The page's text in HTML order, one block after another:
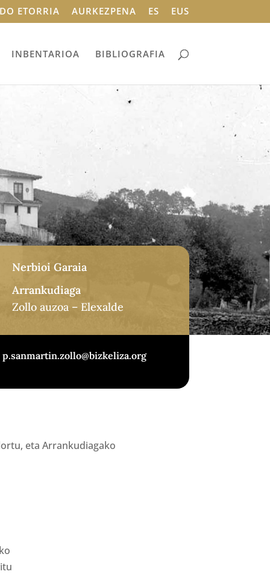
ETORRIA AURKEZPENA ES EUS
INBENTARIOA BIBLIOGRAFIA
Nerbioi Garaia
Arrankudiaga
Zollo auzoa – Elexalde
p.sanmartin.zollo@bizkeliza.org
eta Arrankudiagako